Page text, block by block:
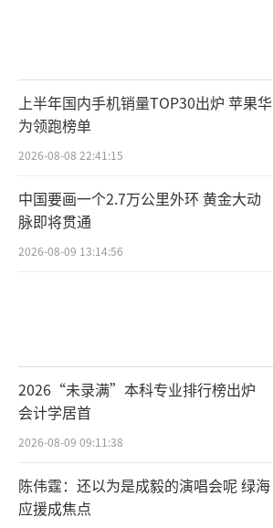
上半年国内手机销量TOP30出炉 苹果华
为领跑榜单
2026-08-08 22:41:15
中国要画一个2.7万公里外环 黄金大动
脉即将贯通
2026-08-09 13:14:56
2026“未录满”本科专业排行榜出炉
会计学居首
2026-08-09 09:11:38
陈伟霆：还以为是成毅的演唱会呢 绿海
应援成焦点